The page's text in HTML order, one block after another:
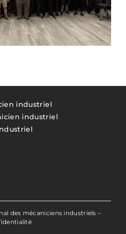
industriel
industriel
des mécaniciens industriels –